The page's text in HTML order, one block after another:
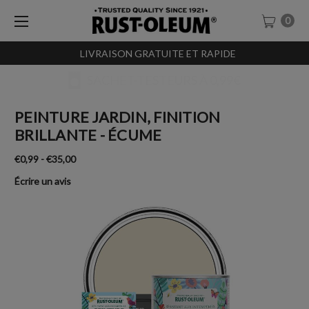
LIVRAISON GRATUITE ET RAPIDE
0
PEINTURE JARDIN, FINITION
BRILLANTE - ÉCUME
€0,99 - €35,00
Écrire un avis